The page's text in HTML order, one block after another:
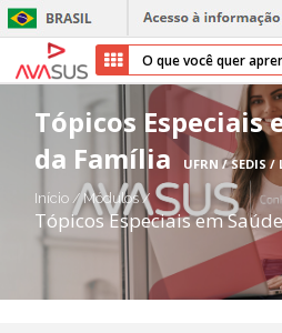
Início
Cursos
Parceiros
Sobre
Tópicos Especiais
da Família UFRN / SEDIS /
Início / Módulos/
Tópicos Especiais em